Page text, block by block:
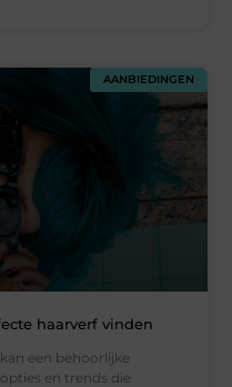
AANBIEDINGEN
haarverf vinden
een behoorlijke
en trends die